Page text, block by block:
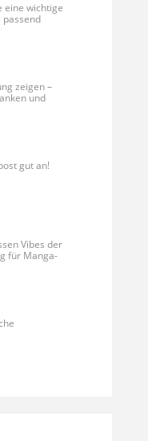
eine wichtige
passend
zeigen –
und
gut an!
Vibes der
für Manga-